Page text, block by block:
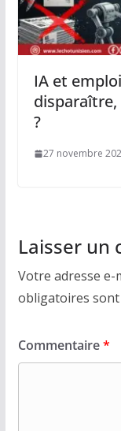
IA et
?
27 novembre
Laisser un
Votre adresse e-
obligatoires sont
Commentaire*